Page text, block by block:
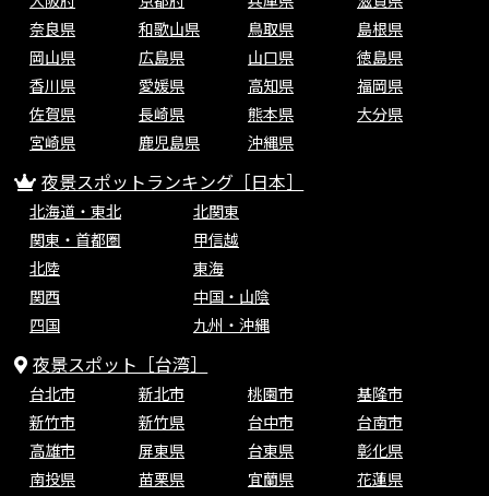
奈良県
和歌山県 鳥取県
島根県
岡山県
広島県 山口県
徳島県
香川県
愛媛県 高知県
福岡県
佐賀県
長崎県 熊本県
大分県
宮崎県
鹿児島県 沖縄県
夜景スポットランキング［日本］
北海道・東北
北関東
関東・首都圏
甲信越
北陸
東海
関西
中国・山陰
四国
九州・沖縄
夜景スポット［台湾］
台北市 新北市 桃園市
基隆市
新竹市
新竹県 台中市
台南市
高雄市
屏東県 台東県
彰化県
南投県
苗栗県 宜蘭県
花蓮県